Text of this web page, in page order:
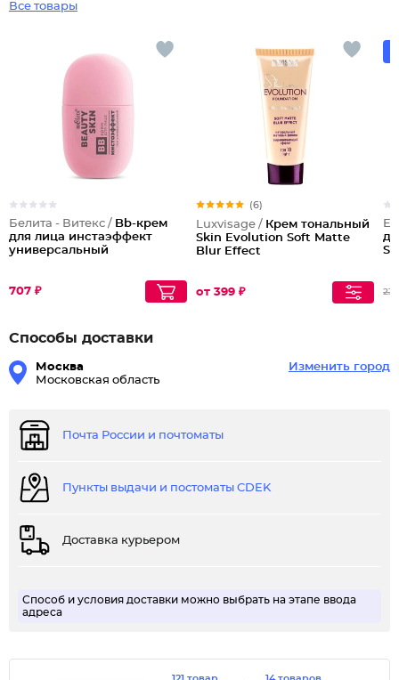
Все товары
Белита - Витекс / Bb-крем
для лица инстаэффект
универсальный
707 ₽
(6)
Luxvisage / Крем тональный
Skin Evolution Soft Matte
Blur Effect
от 399 ₽ 231
Способы доставки
Москва
Московская область
Изменить город
Почта России и почтоматы
Пункты выдачи и постоматы CDEK
Доставка курьером
Способ и условия доставки можно выбрать на этапе ввода
адреса